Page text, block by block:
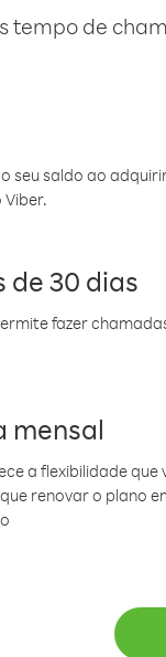
tempo de
seu saldo ao
de 30 dias
fazer
mensal
a flexibilidade
renovar o plano